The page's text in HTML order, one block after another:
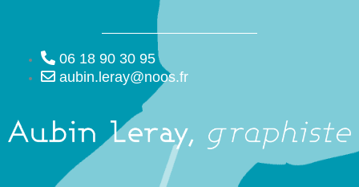
06 18 90 30 95
aubin.leray@noos.fr